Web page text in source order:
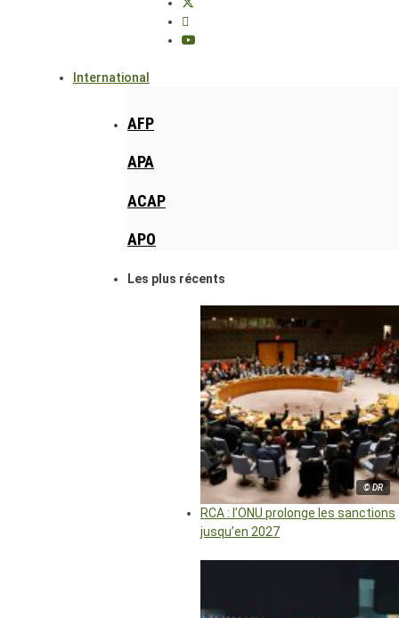
International
AFP
APA
ACAP
APO
Les plus récents
© DR
RCA : l’ONU prolonge les sanctions
jusqu’en 2027